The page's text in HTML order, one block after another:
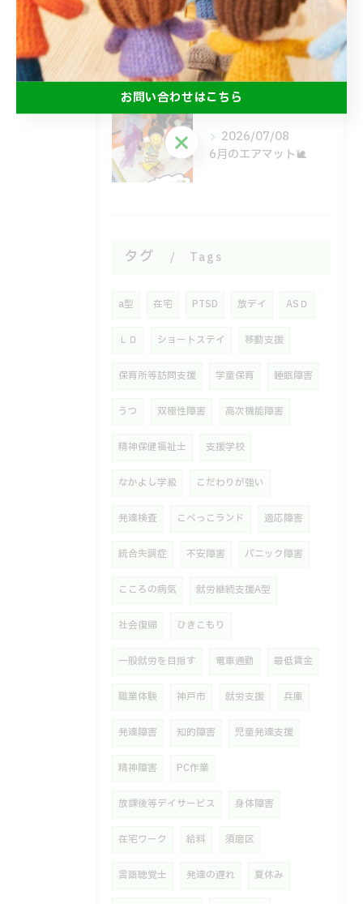
2026/07/15
よいしょ！ごろごろ！体幹運動🙌
2026/07/08
6月のエアマット🐌
タグ Tags
a型 在宅 PTSD 放デイ ASＤ
ＬＤ ショートステイ 移動支援
保育所等訪問支援 学童保育 睡眠障害
うつ 双極性障害 高次機能障害
精神保健福祉士 支援学校
なかよし学級 こだわりが強い
発達検査 こべっこランド 適応障害
統合失調症 不安障害 パニック障害
こころの病気 就労継続支援A型
社会復帰 ひきこもり
一般就労を目指す 電車通勤 最低賃金
職業体験 神戸市 就労支援 兵庫
発達障害 知的障害 児童発達支援
精神障害 PC作業
放課後等デイサービス 身体障害
在宅ワーク 給料 須磨区
言語聴覚士 発達の遅れ 夏休み
お問い合わせはこちら
お問い合わせはこちら